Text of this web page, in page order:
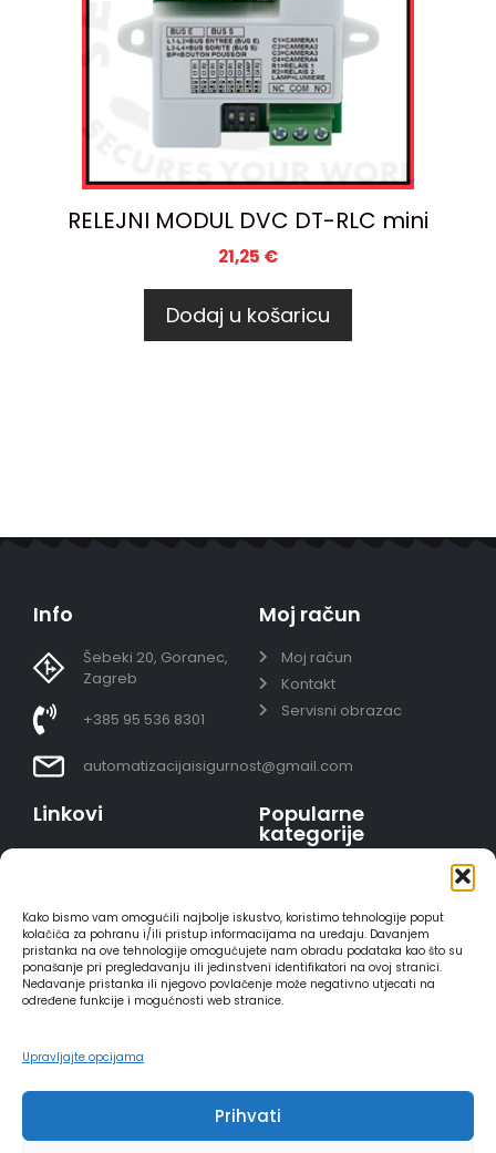
Kako bismo vam omogućili najbolje iskustvo, koristimo tehnologije poput
kolačića za pohranu i/ili pristup informacijama na uređaju. Davanjem
pristanka na ove tehnologije omogućujete nam obradu podataka kao što su
ponašanje pri pregledavanju ili jedinstveni identifikatori na ovoj stranici.
Nedavanje pristanka ili njegovo povlačenje može negativno utjecati na
određene funkcije i mogućnosti web stranice.
Upravljajte opcijama
Prihvati
RELEJNI MODUL DVC DT-RLC mini
21,25 €
Dodaj u košaricu
Info
Šebeki 20, Goranec,
Zagreb
+385 95 536 8301
automatizacijaisigurnost@gmail.com
Moj račun
Moj račun
Kontakt
Servisni obrazac
Linkovi
Sigurno plaćanje
karticama
Dostava
Načini plaćanja
Raskid ugovora
Popularne
kategorije
Video nadzor - kompleti
AJAX alarmi
HIKVISION portafoni
REOLINK kamere
DVC portafoni
2025 - Automatizacija i sigurnost